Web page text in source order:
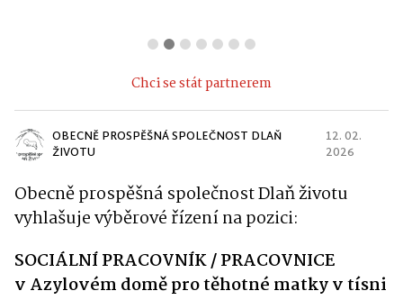
Chci se stát partnerem
OBECNĚ PROSPĚŠNÁ SPOLEČNOST DLAŇ
ŽIVOTU
12. 02.
2026
Obecně prospěšná společnost Dlaň životu
vyhlašuje výběrové řízení na pozici:
SOCIÁLNÍ PRACOVNÍK / PRACOVNICE
v Azylovém domě pro těhotné matky v tísni